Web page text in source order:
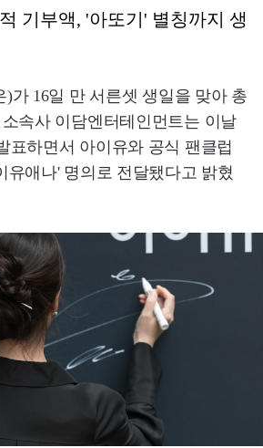
기부액, '아또기' 별칭까지 생
)가 16일 만 서른셋 생일을 맞아 총
속사 이담엔터테인먼트는 이날
표하면서 아이유와 공식 팬클럽
유애나' 명의로 전달됐다고 밝혔